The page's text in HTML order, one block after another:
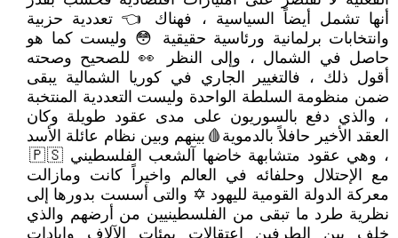
أنها تشمل أيضاً السياسية ، فهناك 👈 تعددية حزبية
وانتخابات برلمانية ورئاسية حقيقية 😳 وليست كما هو
حاصل في الشمال ، وإلى النظر 👀 للصحيح وصحته
أقول ذلك ، فالتغيير الجاري في كوريا الشمالية يبقى
ضمن منظومة السلطة الواحدة وليست التعددية المنتخبة
، والذي دفع بالسوريون على مدى عقود طويلة وكان
العقد الأخير حافلاً بالدموية🩸بينهم وبين نظام عائلة الأسد
، وهي عقود متشابهة خاضها آلشعب الفلسطيني 🇵🇸
مع الإحتلال وحلفائه في العالم واخيراً كانت ومازالت
معركة الدولة القومية لليهود ✡ والتى أسست بدورها إلى
نظرية طرد ما تبقى من الفلسطينيين من أرضهم والذي
خلف بين الطرفين إعتقالات بمئات الآلاف وإبادات